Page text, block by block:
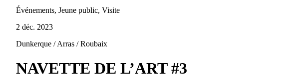
Événements, Jeune public, Visite
2 déc. 2023
Dunkerque / Arras / Roubaix
NAVETTE DE L’ART #3